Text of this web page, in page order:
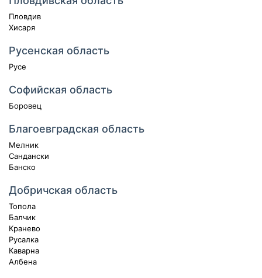
Пловдив
Хисаря
Русенская область
Русе
Софийская область
Боровец
Благоевградская область
Мелник
Сандански
Банско
Добричская область
Топола
Балчик
Кранево
Русалка
Каварна
Албена